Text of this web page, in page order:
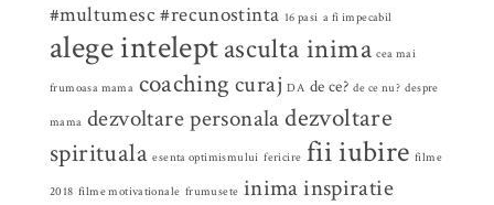
#multumesc #recunostinta 16 pasi a fi impecabil
alege inteleptasculta inima cea mai
frumoasa mama coaching curaj DA de ce? de ce nu? despre
mama dezvoltare personala dezvoltare
spirituala esenta optimismului fericire fii iubire filme
2018 filme motivationale frumusete inimainspiratie